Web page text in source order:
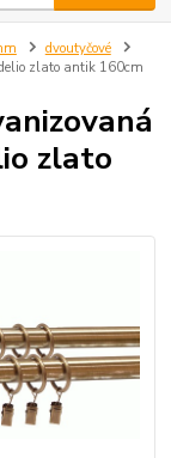
dvoutyčové
zlato antik 160cm
zlato